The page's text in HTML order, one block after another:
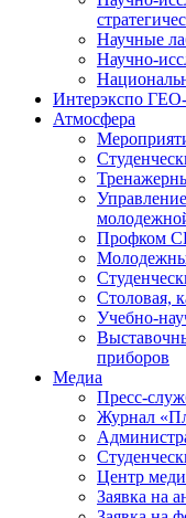
Научные
Научно-
Интерэкспо
Атмосфера
Профком
Столовая,
Учебно-
приборов
Медиа
Пресс-
Журнал
Центр
Заявка на